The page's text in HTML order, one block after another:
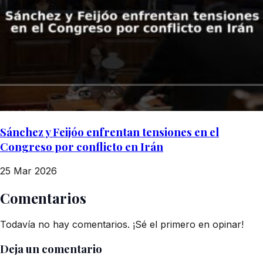
Sánchez y Feijóo enfrentan tensiones en el
Congreso por conflicto en Irán
25 Mar 2026
Comentarios
Todavía no hay comentarios. ¡Sé el primero en opinar!
Deja un comentario